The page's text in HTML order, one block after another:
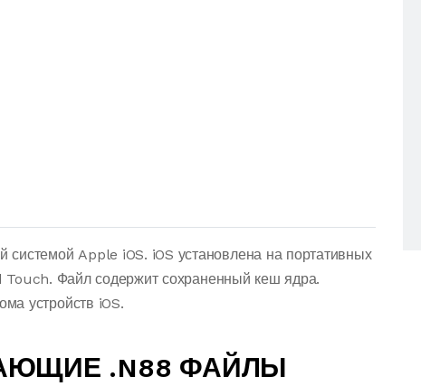
Apple iOS. iOS установлена на портативных
Touch. Файл содержит сохраненный кеш ядра.
устройств iOS.
.N88 ФАЙЛЫ